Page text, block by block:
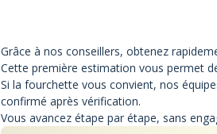
Grâce à nos conseillers, obtenez
Cette première estimation vous permet
Si la fourchette vous convient, nos
confirmé après vérification.
Vous avancez étape par étape, sans